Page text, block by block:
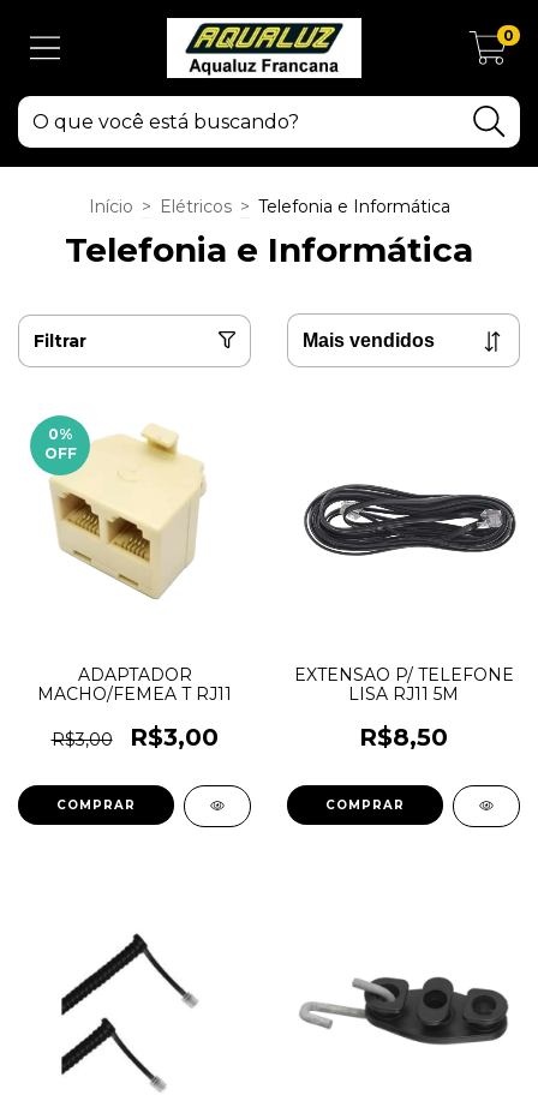
0
Início > Elétricos > Telefonia e Informática
Telefonia e Informática
Filtrar
0%
OFF
ADAPTADOR
MACHO/FEMEA T RJ11
R$3,00 R$3,00
EXTENSAO P/ TELEFONE
LISA RJ11 5M
R$8,50